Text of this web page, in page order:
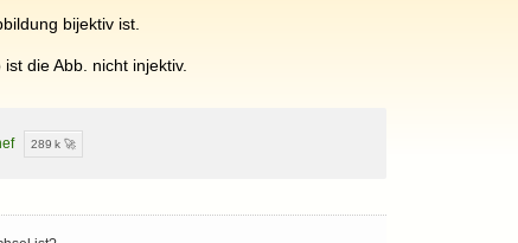
bijektiv ist.
die Abb. nicht injektiv.
289 k 🚀